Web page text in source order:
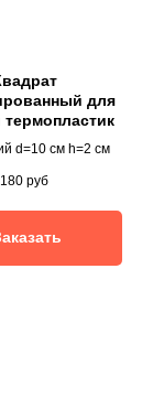
для
d=10 см h=2 см
180 руб